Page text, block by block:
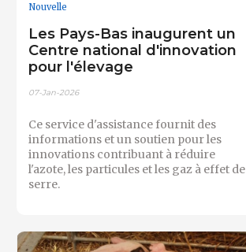
Nouvelle
Les Pays-Bas inaugurent un
Centre national d'innovation
pour l'élevage
07-Jan-2026
Ce service d'assistance fournit des
informations et un soutien pour les
innovations contribuant à réduire
l'azote, les particules et les gaz à effet de
serre.